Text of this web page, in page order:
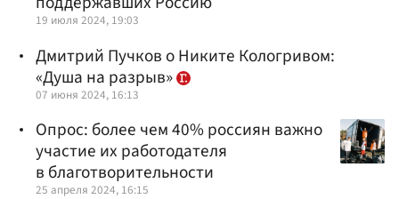
19 июля 2024, 19:03
Дмитрий Пучков о Никите Кологривом:
«Душа на разрыв»
07 июня 2024, 16:13
Опрос: более чем 40% россиян важно
участие их работодателя
в благотворительности
25 апреля 2024, 16:15